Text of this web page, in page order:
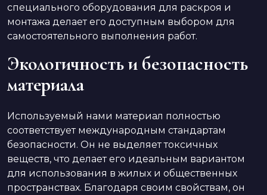
специального оборудования для раскроя и
монтажа делает его доступным выбором для
самостоятельного выполнения работ.
Экологичность и безопасность
материала
Используемый нами материал полностью
соответствует международным стандартам
безопасности. Он не выделяет токсичных
веществ, что делает его идеальным вариантом
для использования в жилых и общественных
пространствах. Благодаря своим свойствам, он